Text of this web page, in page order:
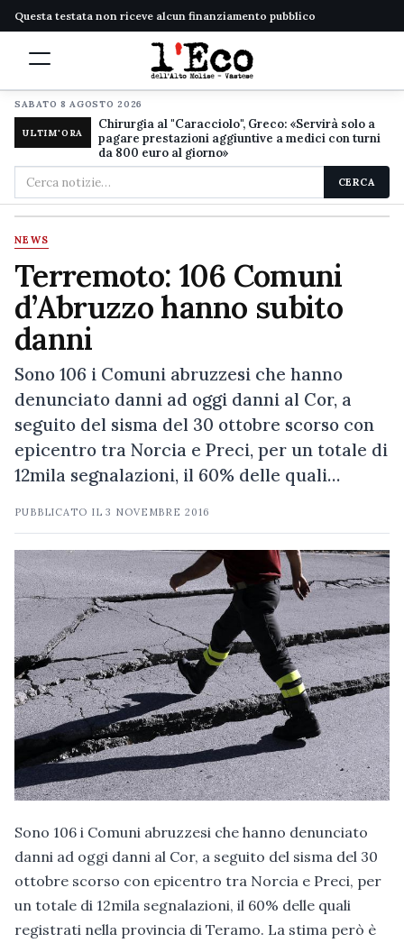
Questa testata non riceve alcun finanziamento pubblico
SABATO 8 AGOSTO 2026
ULTIM'ORA
Chirurgia al "Caracciolo", Greco: «Servirà solo a
pagare prestazioni aggiuntive a medici con turni
da 800 euro al giorno»
Cerca
nel
sito
CERCA
NEWS
Terremoto: 106 Comuni
d’Abruzzo hanno subito
danni
Sono 106 i Comuni abruzzesi che hanno
denunciato danni ad oggi danni al Cor, a
seguito del sisma del 30 ottobre scorso con
epicentro tra Norcia e Preci, per un totale di
12mila segnalazioni, il 60% delle quali…
PUBBLICATO IL3 NOVEMBRE 2016
Sono 106 i Comuni abruzzesi che hanno denunciato
danni ad oggi danni al Cor, a seguito del sisma del 30
ottobre scorso con epicentro tra Norcia e Preci, per
un totale di 12mila segnalazioni, il 60% delle quali
registrati nella provincia di Teramo. La stima però è